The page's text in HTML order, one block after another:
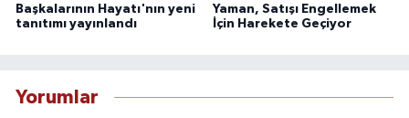
Başkalarının Hayatı'nın yeni
tanıtımı yayınlandı
Yaman, Satışı Engellemek
İçin Harekete Geçiyor
Yorumlar